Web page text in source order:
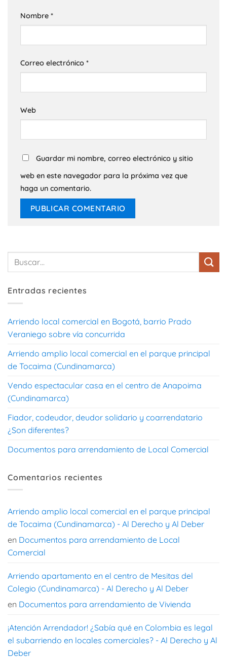
Nombre *
Correo electrónico *
Web
Guardar mi nombre, correo electrónico y sitio
web en este navegador para la próxima vez que
haga un comentario.
Entradas recientes
Arriendo local comercial en Bogotá, barrio Prado
Veraniego sobre vía concurrida
Arriendo amplio local comercial en el parque principal
de Tocaima (Cundinamarca)
Vendo espectacular casa en el centro de Anapoima
(Cundinamarca)
Fiador, codeudor, deudor solidario y coarrendatario
¿Son diferentes?
Documentos para arrendamiento de Local Comercial
Comentarios recientes
Arriendo amplio local comercial en el parque principal
de Tocaima (Cundinamarca) - Al Derecho y Al Deber
en Documentos para arrendamiento de Local
Comercial
Arriendo apartamento en el centro de Mesitas del
Colegio (Cundinamarca) - Al Derecho y Al Deber
en Documentos para arrendamiento de Vivienda
¡Atención Arrendador! ¿Sabía qué en Colombia es legal
el subarriendo en locales comerciales? - Al Derecho y Al
Deber